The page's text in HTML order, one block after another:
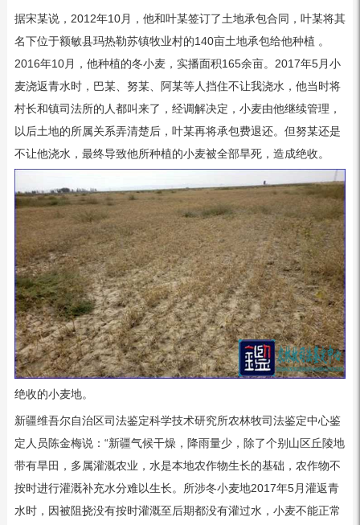
据宋某说，2012年10月，他和叶某签订了土地承包合同，叶某将其
名下位于额敏县玛热勒苏镇牧业村的140亩土地承包给他种植 。
2016年10月，他种植的冬小麦，实播面积165余亩。2017年5月小
麦浇返青水时，巴某、努某、阿某等人挡住不让我浇水，他当时将
村长和镇司法所的人都叫来了，经调解决定，小麦由他继续管理，
以后土地的所属关系弄清楚后，叶某再将承包费退还。但努某还是
不让他浇水，最终导致他所种植的小麦被全部旱死，造成绝收。
绝收的小麦地。
新疆维吾尔自治区司法鉴定科学技术研究所农林牧司法鉴定中心鉴
定人员陈金梅说：“新疆气候干燥，降雨量少，除了个别山区丘陵地
带有旱田，多属灌溉农业，水是本地农作物生长的基础，农作物不
按时进行灌溉补充水分难以生长。所涉冬小麦地2017年5月灌返青
水时，因被阻挠没有按时灌溉至后期都没有灌过水，小麦不能正常